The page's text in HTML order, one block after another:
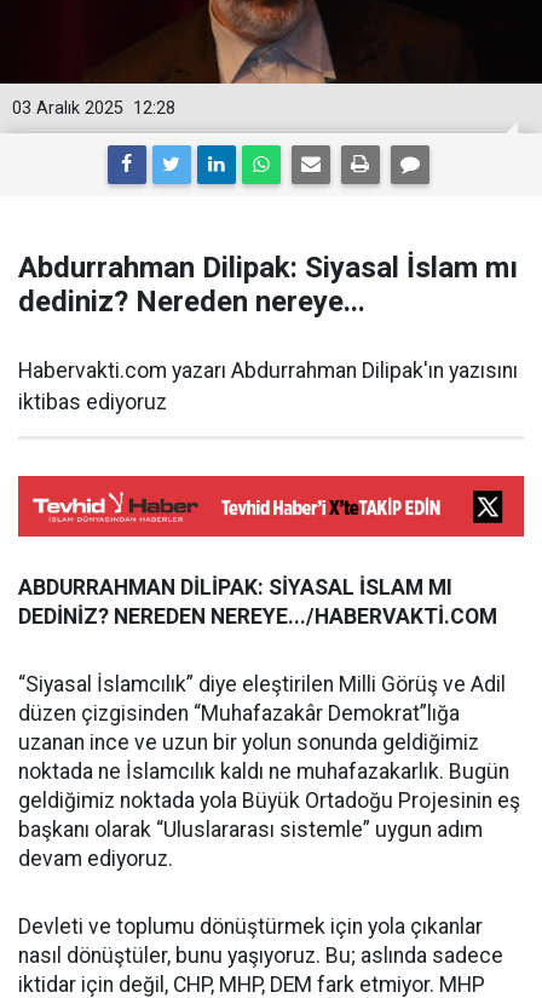
12:28
03 Aralık 2025
Abdurrahman Dilipak: Siyasal İslam mı
dediniz? Nereden nereye...
Habervakti.com yazarı Abdurrahman Dilipak'ın yazısını
iktibas ediyoruz
ABDURRAHMAN DİLİPAK: SİYASAL İSLAM MI
DEDİNİZ? NEREDEN NEREYE.../HABERVAKTİ.COM
“Siyasal İslamcılık” diye eleştirilen Milli Görüş ve Adil
düzen çizgisinden “Muhafazakâr Demokrat”lığa
uzanan ince ve uzun bir yolun sonunda geldiğimiz
noktada ne İslamcılık kaldı ne muhafazakarlık. Bugün
geldiğimiz noktada yola Büyük Ortadoğu Projesinin eş
başkanı olarak “Uluslararası sistemle” uygun adım
devam ediyoruz.
Devleti ve toplumu dönüştürmek için yola çıkanlar
nasıl dönüştüler, bunu yaşıyoruz. Bu; aslında sadece
iktidar için değil, CHP, MHP, DEM fark etmiyor. MHP